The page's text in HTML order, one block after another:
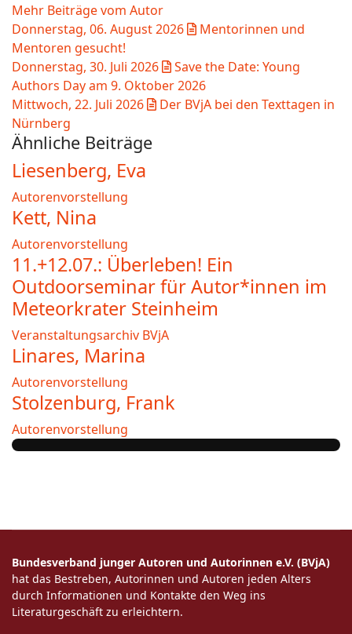
Mehr Beiträge vom Autor
Donnerstag, 06. August 2026
Mentorinnen und
Mentoren gesucht!
Donnerstag, 30. Juli 2026
Save the Date: Young
Authors Day am 9. Oktober 2026
Mittwoch, 22. Juli 2026
Der BVjA bei den Texttagen in
Nürnberg
Ähnliche Beiträge
Liesenberg, Eva
Autorenvorstellung
Kett, Nina
Autorenvorstellung
11.+12.07.: Überleben! Ein
Outdoorseminar für Autor*innen im
Meteorkrater Steinheim
Veranstaltungsarchiv BVjA
Linares, Marina
Autorenvorstellung
Stolzenburg, Frank
Autorenvorstellung
Bundesverband junger Autoren und Autorinnen e.V. (BVjA)
hat das Bestreben, Autorinnen und Autoren jeden Alters
durch Informationen und Kontakte den Weg ins
Literaturgeschäft zu erleichtern.